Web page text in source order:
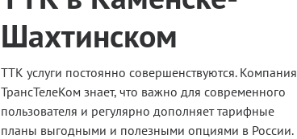
Шахтинском
ТТК услуги постоянно совершенствуются. Компания
ТрансТелеКом знает, что важно для современного
пользователя и регулярно дополняет тарифные
планы выгодными и полезными опциями в России.